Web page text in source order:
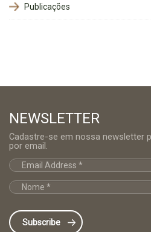
Publicações
NEWSLETTER
Cadastre-se em nossa newsletter
por email.